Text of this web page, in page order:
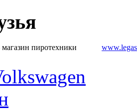
магазин пиротехники